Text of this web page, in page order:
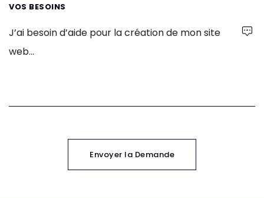
VOS BESOINS
Envoyer la Demande